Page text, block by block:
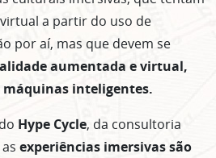
a partir do uso de
por aí, mas que devem se
aumentada e virtual,
inteligentes.
Hype Cycle, da consultoria
experiências imersivas são